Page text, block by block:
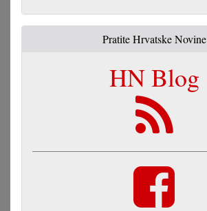
Pratite Hrvatske Novine
HN Blog